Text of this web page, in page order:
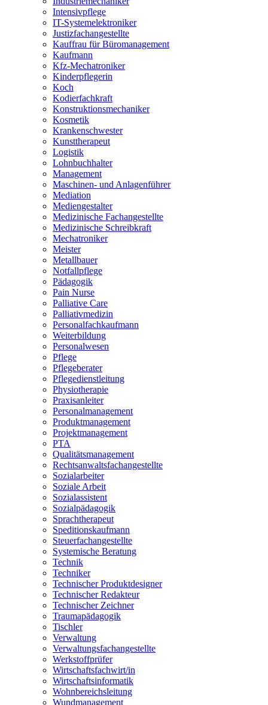
Intensivpflege
IT-Systemelektroniker
Justizfachangestellte
Kauffrau für Büromanagement
Kaufmann
Kfz-Mechatroniker
Kinderpflegerin
Koch
Kodierfachkraft
Konstruktionsmechaniker
Kosmetik
Krankenschwester
Kunsttherapeut
Logistik
Lohnbuchhalter
Management
Maschinen- und Anlagenführer
Mediation
Mediengestalter
Medizinische Fachangestellte
Medizinische Schreibkraft
Mechatroniker
Meister
Metallbauer
Notfallpflege
Pädagogik
Pain Nurse
Palliative Care
Palliativmedizin
Personalfachkaufmann
Weiterbildung
Personalwesen
Pflege
Pflegeberater
Pflegedienstleitung
Physiotherapie
Praxisanleiter
Personalmanagement
Produktmanagement
Projektmanagement
PTA
Qualitätsmanagement
Rechtsanwaltsfachangestellte
Sozialarbeiter
Soziale Arbeit
Sozialassistent
Sozialpädagogik
Sprachtherapeut
Speditionskaufmann
Steuerfachangestellte
Systemische Beratung
Technik
Techniker
Technischer Produktdesigner
Technischer Redakteur
Technischer Zeichner
Traumapädagogik
Tischler
Verwaltung
Verwaltungsfachangestellte
Werkstoffprüfer
Wirtschaftsfachwirt/in
Wirtschaftsinformatik
Wohnbereichsleitung
Wundmanagement